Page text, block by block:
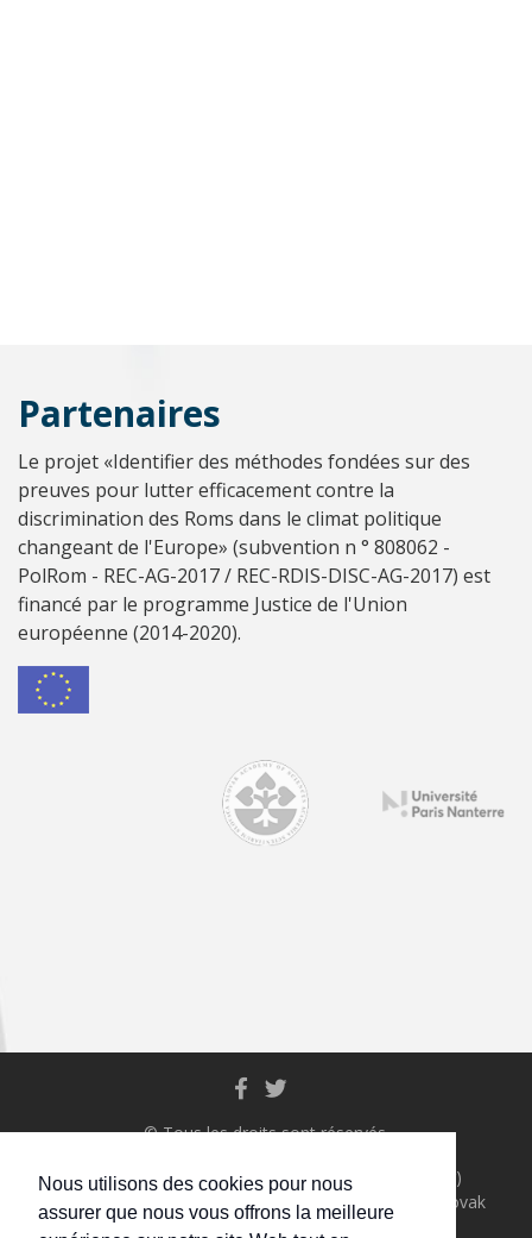
Nous utilisons des cookies pour nous
assurer que nous vous offrons la meilleure
Partenaires
Le projet «Identifier des méthodes fondées sur des
preuves pour lutter efficacement contre la
discrimination des Roms dans le climat politique
changeant de l'Europe» (subvention n ° 808062 -
PolRom - REC-AG-2017 / REC-RDIS-DISC-AG-2017) est
financé par le programme Justice de l'Union
européenne (2014-2020).
© Tous les droits sont réservés.
Eötvös Loránd University, Hungary (leading partner)
Institute for Research in Social Communication, Slovak
Academy of Sciences, Slovakia